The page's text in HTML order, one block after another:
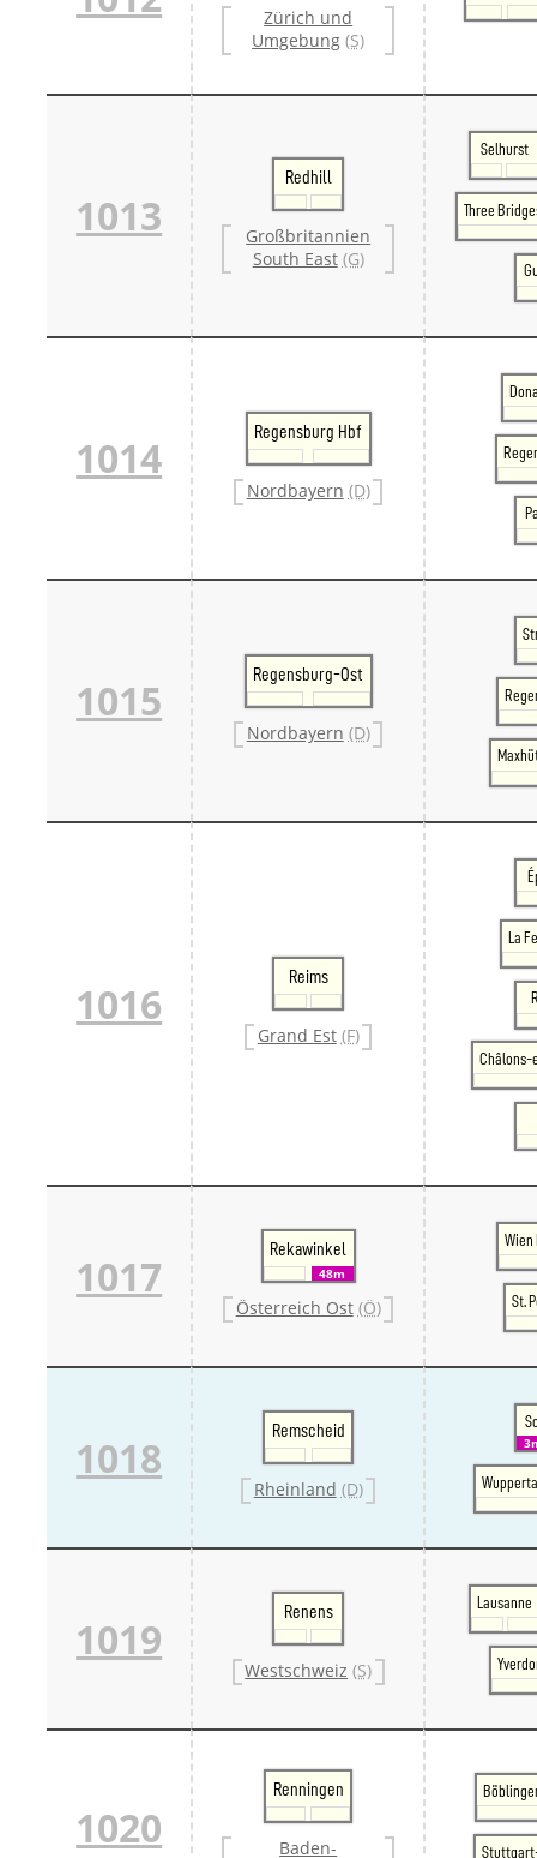
Zürich und
Umgebung (S)
1013
Redhill
Großbritannien
South East (G)
Selhurst
Three
1014
Regensburg Hbf
Nordbayern (D)
1015
Regensburg-Ost
Nordbayern (D)
1016
Reims
Grand Est (F)
La
Châlons-
1017
Rekawinkel
48m
Österreich Ost (Ö) St.
1018
Remscheid
Rheinland (D)
1019
Renens
Westschweiz (S)
Lausanne
1020
Renningen
Baden-